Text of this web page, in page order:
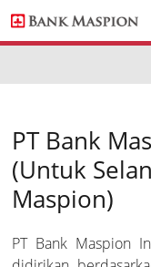
Visi Misi
Nilai Inti Perusahaan
Tabungan
Tabungan Emas
Tabungan Karya
Deposito
Deposito
Giro
LAYANAN
Weekend Banking
DIGITAL BANKING
TATA KELOLA
Rapat Umum
HUBUNGAN
About
-
Profile
PT Bank
(untuk
Maspion)
PT Bank Maspion